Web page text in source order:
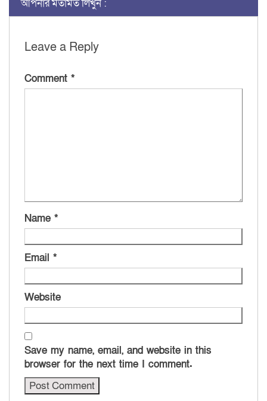
আপনার মতামত লিখুন :
Leave a Reply
Comment *
Name *
Email *
Website
Save my name, email, and website in this
browser for the next time I comment.